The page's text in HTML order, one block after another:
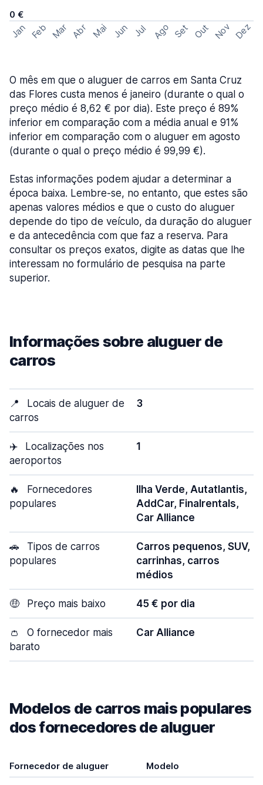
0 €
Jan Feb Mar Abr Mai Jun Jul Ago Set Out Nov Dez
O mês em que o aluguer de carros em Santa Cruz
das Flores custa menos é janeiro (durante o qual o
preço médio é 8,62 € por dia). Este preço é 89%
inferior em comparação com a média anual e 91%
inferior em comparação com o aluguer em agosto
(durante o qual o preço médio é 99,99 €).
Estas informações podem ajudar a determinar a
época baixa. Lembre-se, no entanto, que estes são
apenas valores médios e que o custo do aluguer
depende do tipo de veículo, da duração do aluguer
e da antecedência com que faz a reserva. Para
consultar os preços exatos, digite as datas que lhe
interessam no formulário de pesquisa na parte
superior.
Informações sobre aluguer de
carros
📍
Locais de aluguer de
carros
3
✈️
Localizações nos
aeroportos
1
🔥
Fornecedores
populares
Ilha Verde, Autatlantis,
AddCar, Finalrentals,
Car Alliance
🚗
Tipos de carros
populares
Carros pequenos, SUV,
carrinhas, carros
médios
🤑 Preço mais baixo 45 € por dia
👛
O fornecedor mais
barato
Car Alliance
Modelos de carros mais populares
dos fornecedores de aluguer
Fornecedor de aluguer Modelo